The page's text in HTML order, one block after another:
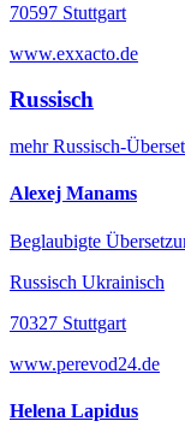
70597 Stuttgart
www.exxacto.de
Russisch
mehrRussisch-
Alexej Manams
Beglaubigte
Russisch Ukrainisch
70327 Stuttgart
www.perevod24.de
Helena Lapidus